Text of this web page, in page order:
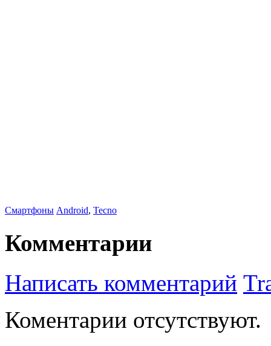
Смартфоны Android, Tecno
Комментарии
Написать комментарий
Коментарии отсутствуют.